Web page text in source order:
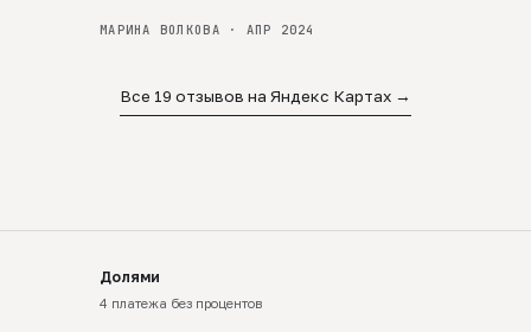
МАРИНА ВОЛКОВА · АПР 2024
Все 19 отзывов на Яндекс Картах →
Долями
4 платежа без процентов